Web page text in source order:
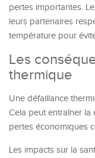
pertes importantes.
leurs partenaires
température pour
Les
thermique
Une défaillance
Cela peut entraîner
pertes économiques
Les impacts sur la